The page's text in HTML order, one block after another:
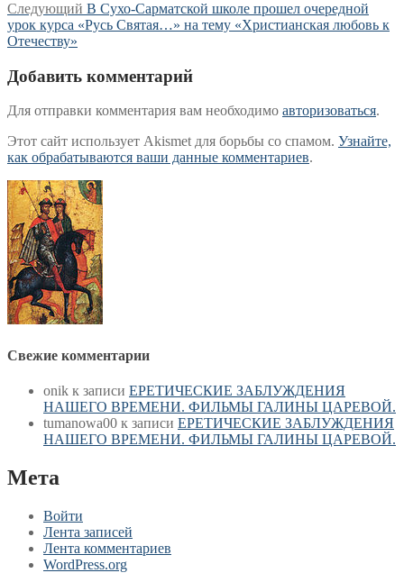
записям
Следующий Следующая
запись:
В Сухо-Сарматской школе прошел очередной
урок курса «Русь Святая…» на тему «Христианская любовь к
Отечеству»
Добавить комментарий
Для отправки комментария вам необходимо авторизоваться.
Этот сайт использует Akismet для борьбы со спамом. Узнайте,
как обрабатываются ваши данные комментариев.
Свежие комментарии
onik к записи ЕРЕТИЧЕСКИЕ ЗАБЛУЖДЕНИЯ
НАШЕГО ВРЕМЕНИ. ФИЛЬМЫ ГАЛИНЫ ЦАРЕВОЙ.
tumanowa00 к записи ЕРЕТИЧЕСКИЕ ЗАБЛУЖДЕНИЯ
НАШЕГО ВРЕМЕНИ. ФИЛЬМЫ ГАЛИНЫ ЦАРЕВОЙ.
Мета
Войти
Лента записей
Лента комментариев
WordPress.org